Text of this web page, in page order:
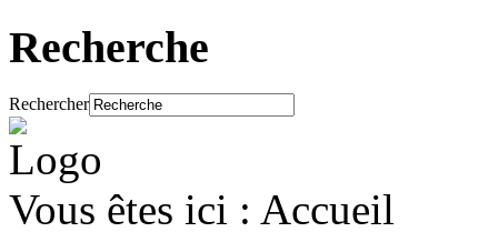
Recherche
Rechercher
Vous êtes ici : Accueil